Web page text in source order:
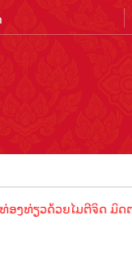
ວຍໄມຕີຈິດ ມິດຕະພາບ